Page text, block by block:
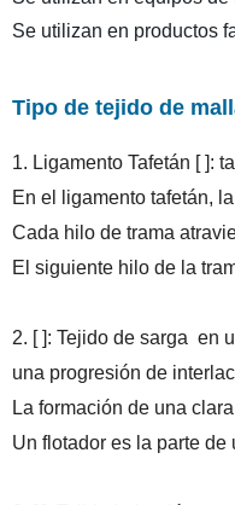
Se utilizan en productos
Tipo de tejido de
1. Ligamento Tafetán []:
En el ligamento tafetán,
Cada hilo de trama
El siguiente hilo de la
2. [ ]: Tejido de sarga en
una progresión de
La formación de una
Un flotador es la parte